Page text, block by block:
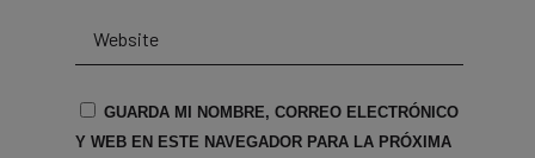
GUARDA MI NOMBRE, CORREO ELECTRÓNICO
Y WEB EN ESTE NAVEGADOR PARA LA PRÓXIMA